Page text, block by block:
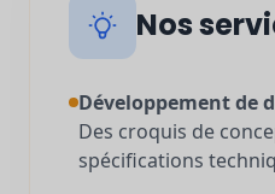
Nos
Développement de
Des croquis de
spécifications